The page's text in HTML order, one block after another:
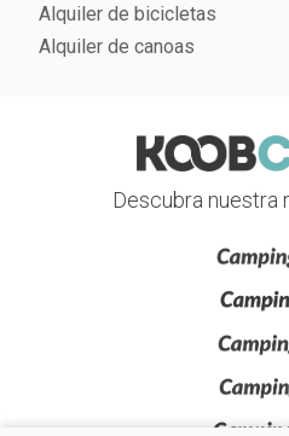
Alquiler de bicicletas
Alquiler de canoas
Descubra nuestra